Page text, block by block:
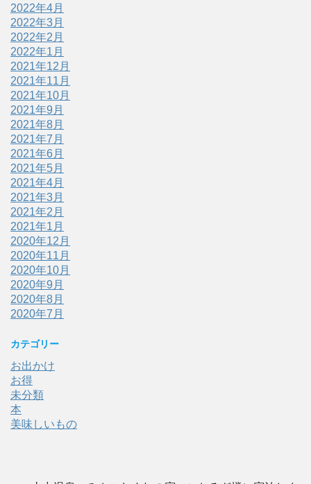
2022年4月
2022年3月
2022年2月
2022年1月
2021年12月
2021年11月
2021年10月
2021年9月
2021年8月
2021年7月
2021年6月
2021年5月
2021年4月
2021年3月
2021年2月
2021年1月
2020年12月
2020年11月
2020年10月
2020年9月
2020年8月
2020年7月
カテゴリー
お出かけ
お得
未分類
本
美味しいもの